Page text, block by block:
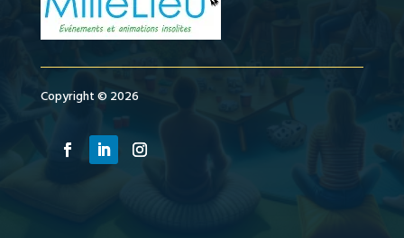
Copyright © 2026